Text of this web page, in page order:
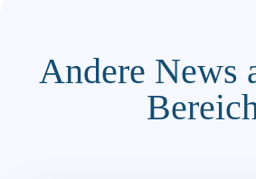
Andere News